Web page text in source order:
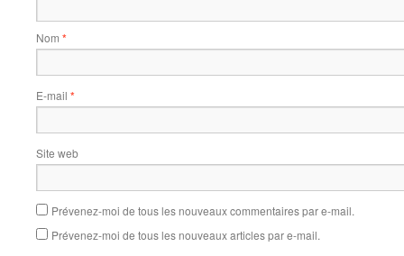
Nom *
E-mail *
Site web
Prévenez-moi de tous les nouveaux commentaires par e-mail.
Prévenez-moi de tous les nouveaux articles par e-mail.